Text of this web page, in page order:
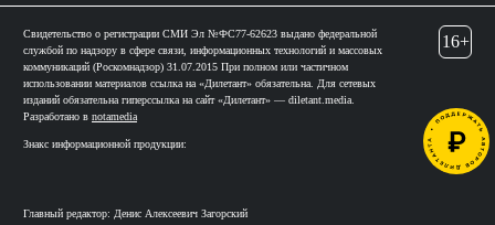
Свидетельство о регистрации СМИ Эл №ФС77-62623 выдано федеральной
службой по надзору в сфере связи, информационных технологий и массовых
коммуникаций (Роскомнадзор) 31.07.2015 При полном или частичном
использовании материалов ссылка на «Дилетант» обязательна. Для сетевых
изданий обязательна гиперссылка на сайт «Дилетант» — diletant.media.
Разработано в notamedia
Знакс информационной продукции:
Главный редактор: Денис Алексеевич Загорский
16+